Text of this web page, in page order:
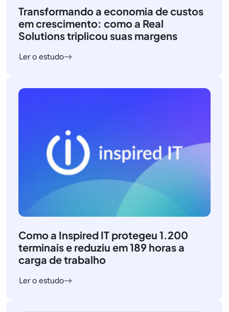
Transformando a economia de custos
em crescimento: como a Real
Solutions triplicou suas margens
Ler o estudo
Como a Inspired IT protegeu 1.200
terminais e reduziu em 189 horas a
carga de trabalho
Ler o estudo